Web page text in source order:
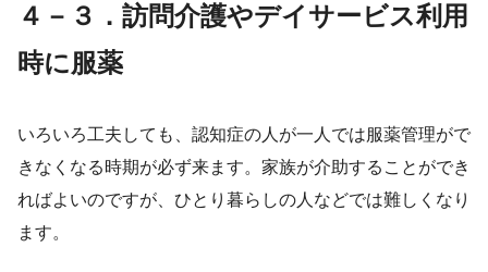
４－３．訪問介護やデイサービス利用
時に服薬
いろいろ工夫しても、認知症の人が一人では服薬管理がで
きなくなる時期が必ず来ます。家族が介助することができ
ればよいのですが、ひとり暮らしの人などでは難しくなり
ます。